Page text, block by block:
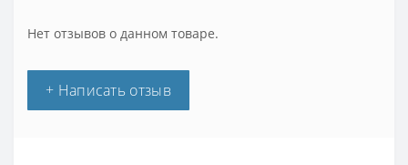
Нет отзывов о данном товаре.
+ Написать отзыв